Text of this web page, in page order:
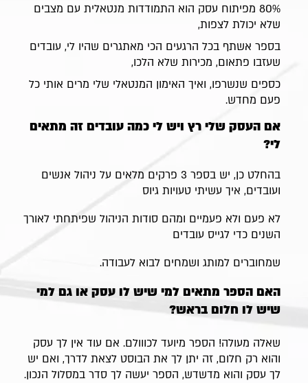
80% מפיתוח עסק הוא התמודדות מנטאלית עם מצבים
שלא יכולת לצפות,
בספר אשתף בכל הרגעים הכי מאתגרים שהיו לי, עובדים
שעזבו פתאום, מכירות שלא הלכו,
כספים שנשרפו, ואיך האימון המנטאלי שלי מרים אותי כל
פעם מחדש.
אם העסק שלי רץ ויש לי כמה עובדים זה מתאים
לי?
בהחלט כן, יש בספר 3 פרקים מלאים על ניהול אנשים
ועובדים, איך עשיתי טעויות גיוס
לא פעם ולא פעמיים ומהם סודות הניהול שפיתחתי לאורך
השנים כדי לגייס עובדים
שמחוברים למותג ושמחים לבוא לעבודה.
האם הספר מתאים למי שיש לו עסק או גם למי
שיש לו חלום בראש?
שאלה מעולה! הספר מיועד לכווולם. אם עוד אין לך עסק
והוא רק חלום, זה יתן לך את הבוסט לצאת לדרך, ואם יש
לך עסק והוא מדשדש, הספר יעשה לך סדר במסלול הנכון.